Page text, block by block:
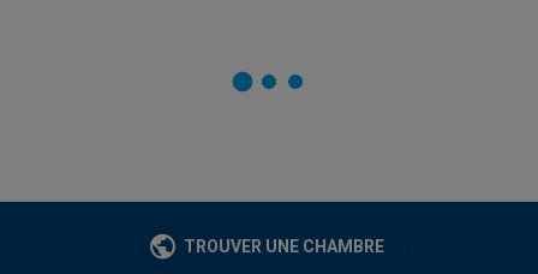
TROUVER UNE CHAMBRE